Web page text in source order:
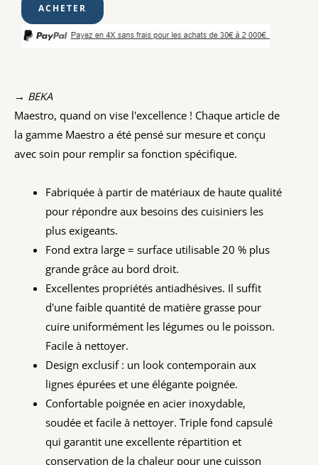
→ BEKA
Maestro, quand on vise l'excellence ! Chaque article de
la gamme Maestro a été pensé sur mesure et conçu
avec soin pour remplir sa fonction spécifique.
Fabriquée à partir de matériaux de haute qualité
pour répondre aux besoins des cuisiniers les
plus exigeants.
Fond extra large = surface utilisable 20 % plus
grande grâce au bord droit.
Excellentes propriétés antiadhésives. Il suffit
d'une faible quantité de matière grasse pour
cuire uniformément les légumes ou le poisson.
Facile à nettoyer.
Design exclusif : un look contemporain aux
lignes épurées et une élégante poignée.
Confortable poignée en acier inoxydable,
soudée et facile à nettoyer. Triple fond capsulé
qui garantit une excellente répartition et
conservation de la chaleur pour une cuisson